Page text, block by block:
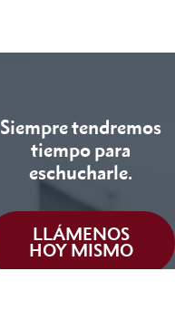
Siempre tendremos
tiempo para
eschucharle.
LLÁMENOS
HOY MISMO